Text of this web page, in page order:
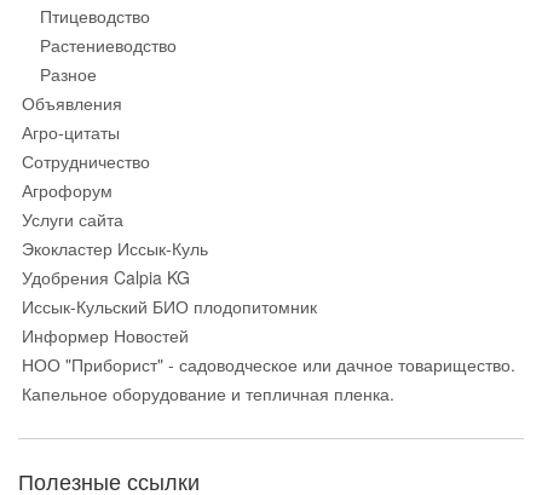
Птицеводство
Растениеводство
Разное
Объявления
Агро-цитаты
Сотрудничество
Агрофорум
Услуги сайта
Экокластер Иссык-Куль
Удобрения Calpia KG
Иссык-Кульский БИО плодопитомник
Информер Новостей
НОО "Приборист" - садоводческое или дачное товарищество.
Капельное оборудование и тепличная пленка.
Полезные ссылки